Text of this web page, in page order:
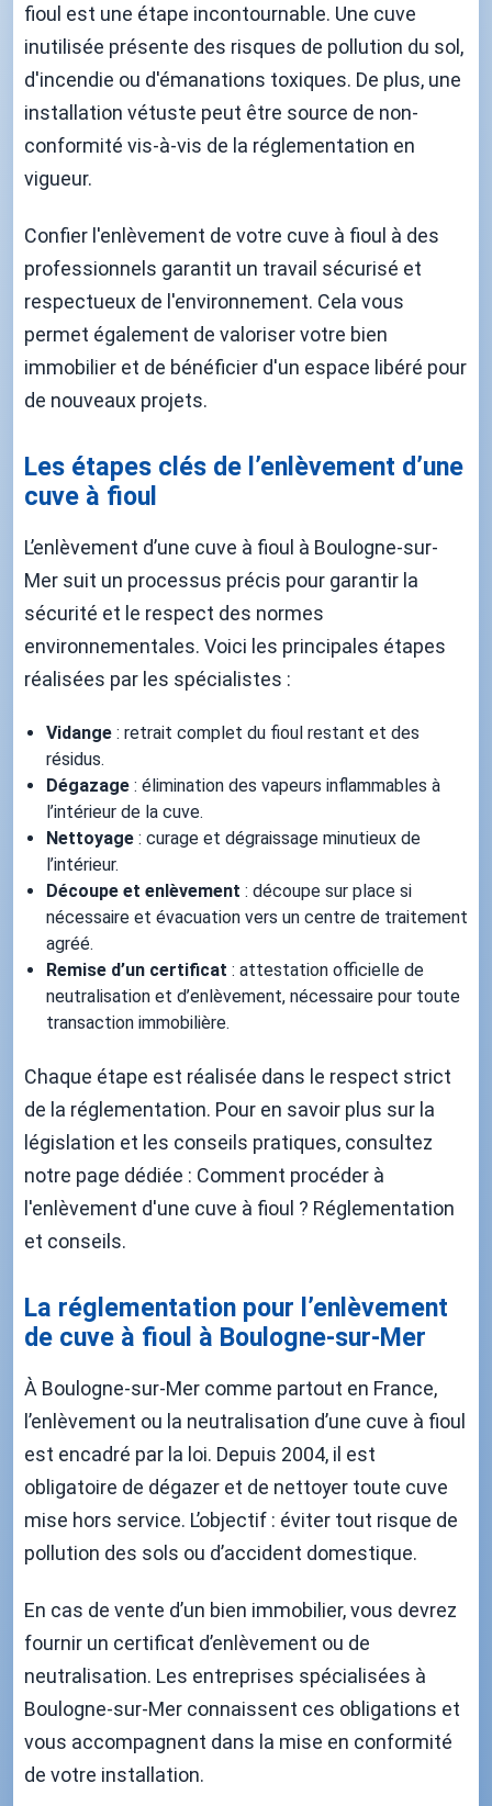
fioul est une étape incontournable. Une cuve
inutilisée présente des risques de pollution du sol,
d'incendie ou d'émanations toxiques. De plus, une
installation vétuste peut être source de non-
conformité vis-à-vis de la réglementation en
vigueur.
Confier l'enlèvement de votre cuve à fioul à des
professionnels garantit un travail sécurisé et
respectueux de l'environnement. Cela vous
permet également de valoriser votre bien
immobilier et de bénéficier d'un espace libéré pour
de nouveaux projets.
Les étapes clés de l’enlèvement d’une
cuve à fioul
L’enlèvement d’une cuve à fioul à Boulogne-sur-
Mer suit un processus précis pour garantir la
sécurité et le respect des normes
environnementales. Voici les principales étapes
réalisées par les spécialistes :
Vidange : retrait complet du fioul restant et des
résidus.
Dégazage : élimination des vapeurs inflammables à
l’intérieur de la cuve.
Nettoyage : curage et dégraissage minutieux de
l’intérieur.
Découpe et enlèvement : découpe sur place si
nécessaire et évacuation vers un centre de traitement
agréé.
Remise d’un certificat : attestation officielle de
neutralisation et d’enlèvement, nécessaire pour toute
transaction immobilière.
Chaque étape est réalisée dans le respect strict
de la réglementation. Pour en savoir plus sur la
législation et les conseils pratiques, consultez
notre page dédiée : Comment procéder à
l'enlèvement d'une cuve à fioul ? Réglementation
et conseils.
La réglementation pour l’enlèvement
de cuve à fioul à Boulogne-sur-Mer
À Boulogne-sur-Mer comme partout en France,
l’enlèvement ou la neutralisation d’une cuve à fioul
est encadré par la loi. Depuis 2004, il est
obligatoire de dégazer et de nettoyer toute cuve
mise hors service. L’objectif : éviter tout risque de
pollution des sols ou d’accident domestique.
En cas de vente d’un bien immobilier, vous devrez
fournir un certificat d’enlèvement ou de
neutralisation. Les entreprises spécialisées à
Boulogne-sur-Mer connaissent ces obligations et
vous accompagnent dans la mise en conformité
de votre installation.